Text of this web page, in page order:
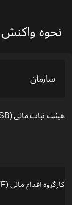
نحوه واکنش
سازمان
هیئت ثبات مالی (FSB)
کارگروه اقدام مالی (FATF)